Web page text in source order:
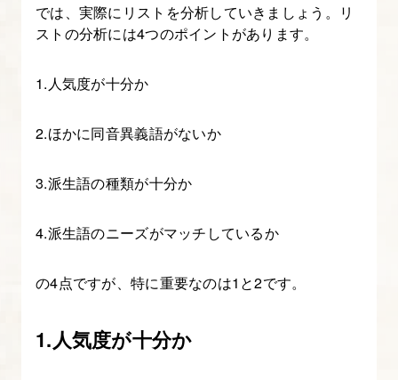
では、実際にリストを分析していきましょう。リ
ストの分析には4つのポイントがあります。
1.人気度が十分か
2.ほかに同音異義語がないか
3.派生語の種類が十分か
4.派生語のニーズがマッチしているか
の4点ですが、特に重要なのは1と2です。
1.人気度が十分か